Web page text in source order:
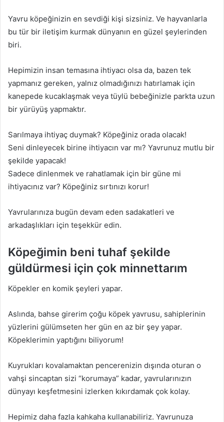
Yavru köpeğinizin en sevdiği kişi sizsiniz. Ve hayvanlarla
bu tür bir iletişim kurmak dünyanın en güzel şeylerinden
biri.
Hepimizin insan temasına ihtiyacı olsa da, bazen tek
yapmanız gereken, yalnız olmadığınızı hatırlamak için
kanepede kucaklaşmak veya tüylü bebeğinizle parkta uzun
bir yürüyüş yapmaktır.
Sarılmaya ihtiyaç duymak? Köpeğiniz orada olacak!
Seni dinleyecek birine ihtiyacın var mı? Yavrunuz mutlu bir
şekilde yapacak!
Sadece dinlenmek ve rahatlamak için bir güne mi
ihtiyacınız var? Köpeğiniz sırtınızı korur!
Yavrularınıza bugün devam eden sadakatleri ve
arkadaşlıkları için teşekkür edin.
Köpeğimin beni tuhaf şekilde
güldürmesi için çok minnettarım
Köpekler en komik şeyleri yapar.
Aslında, bahse girerim çoğu köpek yavrusu, sahiplerinin
yüzlerini gülümseten her gün en az bir şey yapar.
Köpeklerimin yaptığını biliyorum!
Kuyrukları kovalamaktan pencerenizin dışında oturan o
vahşi sincaptan sizi “korumaya” kadar, yavrularınızın
dünyayı keşfetmesini izlerken kıkırdamak çok kolay.
Hepimiz daha fazla kahkaha kullanabiliriz. Yavrunuza